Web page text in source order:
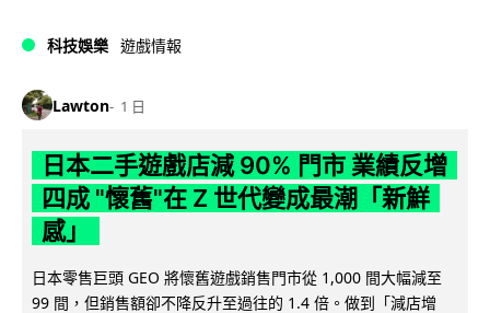
科技娛樂 遊戲情報
Lawton 1 日
日本二手遊戲店減 90% 門市 業績反增
四成 "懷舊"在 Z 世代變成最潮「新鮮
感」
日本零售巨頭 GEO 將懷舊遊戲銷售門市從 1,000 間大幅減至
99 間，但銷售額卻不降反升至過往的 1.4 倍。做到「減店增